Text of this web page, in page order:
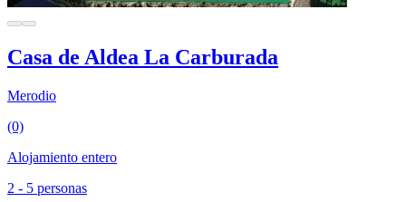
Casa de Aldea La Carburada
Merodio
(0)
Alojamiento entero
2 - 5 personas